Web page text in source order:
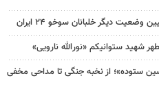
دیگر خلبانان سوخو ۲۴ ایران
شهید ستوانیکم «نورالله نارویی»
ستوده»؛ از نخبه جنگی تا مداحی مخفی